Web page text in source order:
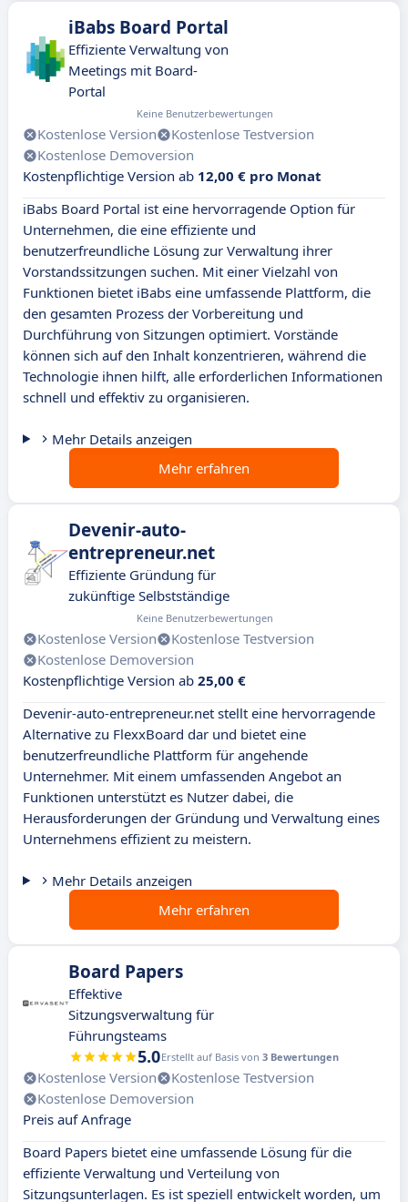
iBabs Board Portal
Effiziente Verwaltung von
Meetings mit Board-
Portal
Keine Benutzerbewertungen
Kostenlose Version
Kostenlose Testversion
Kostenlose Demoversion
Kostenpflichtige Version ab 12,00 € pro Monat
iBabs Board Portal ist eine hervorragende Option für
Unternehmen, die eine effiziente und
benutzerfreundliche Lösung zur Verwaltung ihrer
Vorstandssitzungen suchen. Mit einer Vielzahl von
Funktionen bietet iBabs eine umfassende Plattform, die
den gesamten Prozess der Vorbereitung und
Durchführung von Sitzungen optimiert. Vorstände
können sich auf den Inhalt konzentrieren, während die
Technologie ihnen hilft, alle erforderlichen Informationen
schnell und effektiv zu organisieren.
Mehr Details anzeigen
Mehr erfahren
Devenir-auto-
entrepreneur.net
Effiziente Gründung für
zukünftige Selbstständige
Keine Benutzerbewertungen
Kostenlose Version
Kostenlose Testversion
Kostenlose Demoversion
Kostenpflichtige Version ab 25,00 €
Devenir-auto-entrepreneur.net stellt eine hervorragende
Alternative zu FlexxBoard dar und bietet eine
benutzerfreundliche Plattform für angehende
Unternehmer. Mit einem umfassenden Angebot an
Funktionen unterstützt es Nutzer dabei, die
Herausforderungen der Gründung und Verwaltung eines
Unternehmens effizient zu meistern.
Mehr Details anzeigen
Mehr erfahren
Board Papers
Effektive
Sitzungsverwaltung für
Führungsteams
5.0Erstellt auf Basis von 3 Bewertungen
Kostenlose Version
Kostenlose Testversion
Kostenlose Demoversion
Preis auf Anfrage
Board Papers bietet eine umfassende Lösung für die
effiziente Verwaltung und Verteilung von
Sitzungsunterlagen. Es ist speziell entwickelt worden, um